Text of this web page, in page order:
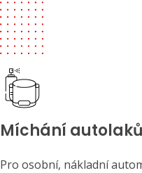
Míchání
Pro osobní, nákladní